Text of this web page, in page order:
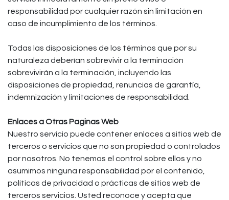
responsabilidad por cualquier razón sin limitación en
caso de incumplimiento de los términos.
Todas las disposiciones de los términos que por su
naturaleza deberían sobrevivir a la terminación
sobrevivirán a la terminación, incluyendo las
disposiciones de propiedad, renuncias de garantía,
indemnización y limitaciones de responsabilidad.
Enlaces a Otras Paginas Web
Nuestro servicio puede contener enlaces a sitios web de
terceros o servicios que no son propiedad o controlados
por nosotros. No tenemos el control sobre ellos y no
asumimos ninguna responsabilidad por el contenido,
políticas de privacidad o prácticas de sitios web de
terceros servicios. Usted reconoce y acepta que